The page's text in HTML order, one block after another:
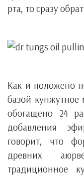
рта, то сразу
Как и положено
базой
обогащено 24
добавления
говорит, что
древних
традиционное